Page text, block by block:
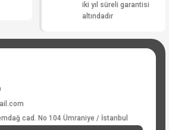
iki yıl süreli garantisi
altındadır
cad. No 104 Ümraniye / İstanbul